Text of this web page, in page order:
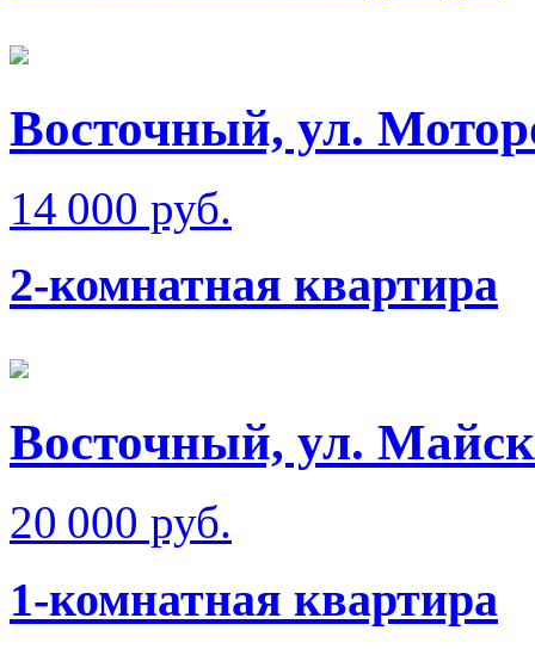
Восточный, ул.
14 000 руб.
2-комнатная квартира
Восточный, ул.
20 000 руб.
1-комнатная квартира